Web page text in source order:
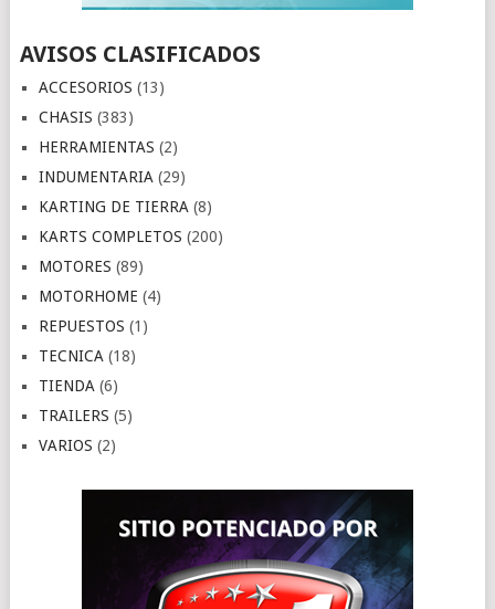
AVISOS CLASIFICADOS
ACCESORIOS (13)
CHASIS (383)
HERRAMIENTAS (2)
INDUMENTARIA (29)
KARTING DE TIERRA (8)
KARTS COMPLETOS (200)
MOTORES (89)
MOTORHOME (4)
REPUESTOS (1)
TECNICA (18)
TIENDA (6)
TRAILERS (5)
VARIOS (2)